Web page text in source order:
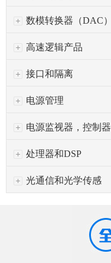
数模转换器（DAC）
高速逻辑产品
接口和隔离
电源管理
电源监视器，控制器和保护
处理器和DSP
光通信和光学传感